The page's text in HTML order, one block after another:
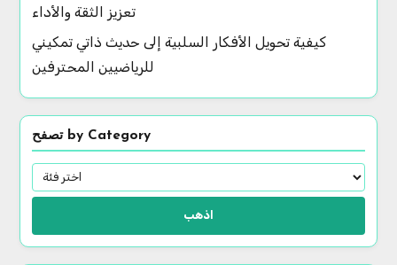
تعزيز الثقة والأداء
كيفية تحويل الأفكار السلبية إلى حديث ذاتي تمكيني
للرياضيين المحترفين
تصفح by Category
اذهب